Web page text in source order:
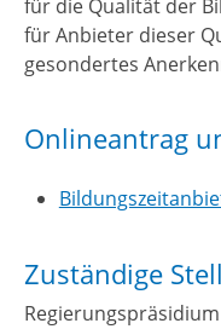
für die Qualität der
für Anbieter dieser
gesondertes
Onlineantrag
Zuständige